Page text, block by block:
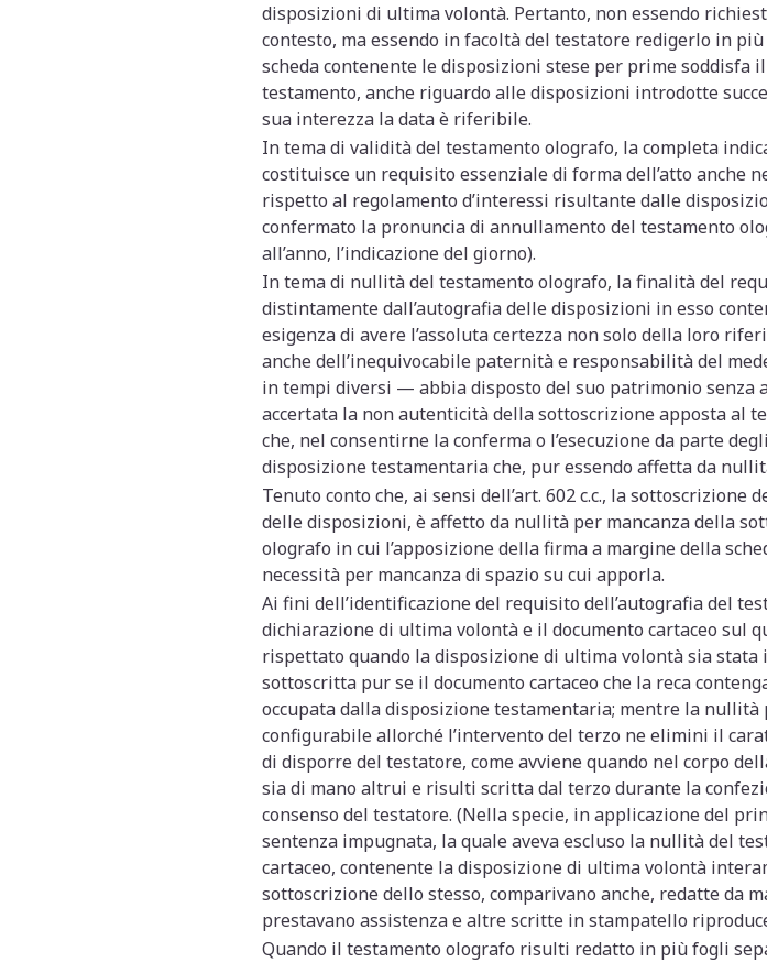
disposizioni di ultima volontà. Pertanto, non essendo
contesto, ma essendo in facoltà del testatore redigerlo in
scheda contenente le disposizioni stese per prime
testamento, anche riguardo alle disposizioni introdotte
sua interezza la data è riferibile.
In tema di validità del testamento olografo, la completa
costituisce un requisito essenziale di forma dell’atto anche
rispetto al regolamento d’interessi risultante dalle
confermato la pronuncia di annullamento del testamento
all’anno, l’indicazione del giorno).
In tema di nullità del testamento olografo, la finalità del
distintamente dall’autografia delle disposizioni in esso
esigenza di avere l’assoluta certezza non solo della loro
anche dell’inequivocabile paternità e responsabilità del
in tempi diversi — abbia disposto del suo patrimonio senza
accertata la non autenticità della sottoscrizione apposta al
che, nel consentirne la conferma o l’esecuzione da parte
disposizione testamentaria che, pur essendo affetta da
Tenuto conto che, ai sensi dell’art. 602 c.c., la
delle disposizioni, è affetto da nullità per mancanza della
olografo in cui l’apposizione della firma a margine della
necessità per mancanza di spazio su cui apporla.
Ai fini dell’identificazione del requisito dell’autografia del
dichiarazione di ultima volontà e il documento cartaceo sul
rispettato quando la disposizione di ultima volontà sia
sottoscritta pur se il documento cartaceo che la reca
occupata dalla disposizione testamentaria; mentre la
configurabile allorché l’intervento del terzo ne elimini il
di disporre del testatore, come avviene quando nel corpo
sia di mano altrui e risulti scritta dal terzo durante la
consenso del testatore. (Nella specie, in applicazione del
sentenza impugnata, la quale aveva escluso la nullità del
cartaceo, contenente la disposizione di ultima volontà
sottoscrizione dello stesso, comparivano anche, redatte da
prestavano assistenza e altre scritte in stampatello
Quando il testamento olografo risulti redatto in più fogli